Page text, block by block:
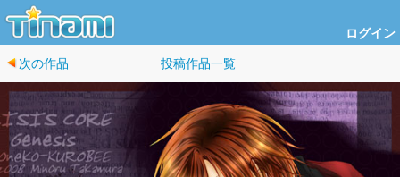
ログイン
次の作品 投稿作品一覧